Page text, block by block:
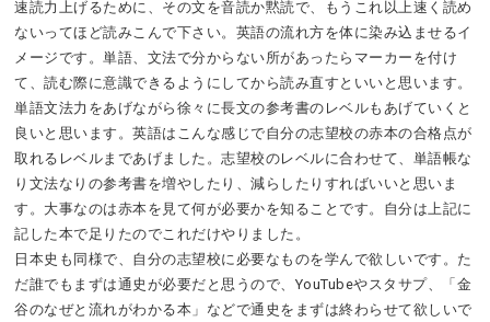
速読力上げるために、その文を音読か黙読で、もうこれ以上速く読め
ないってほど読みこんで下さい。英語の流れ方を体に染み込ませるイ
メージです。単語、文法で分からない所があったらマーカーを付け
て、読む際に意識できるようにしてから読み直すといいと思います。
単語文法力をあげながら徐々に長文の参考書のレベルもあげていくと
良いと思います。英語はこんな感じで自分の志望校の赤本の合格点が
取れるレベルまであげました。志望校のレベルに合わせて、単語帳な
り文法なりの参考書を増やしたり、減らしたりすればいいと思いま
す。大事なのは赤本を見て何が必要かを知ることです。自分は上記に
記した本で足りたのでこれだけやりました。
日本史も同様で、自分の志望校に必要なものを学んで欲しいです。た
だ誰でもまずは通史が必要だと思うので、YouTubeやスタサプ、「金
谷のなぜと流れがわかる本」などで通史をまずは終わらせて欲しいで